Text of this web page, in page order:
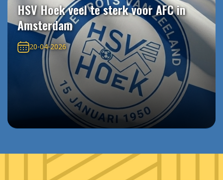
HSV Hoek veel te sterk voor AFC in
Amsterdam
20-04-2026